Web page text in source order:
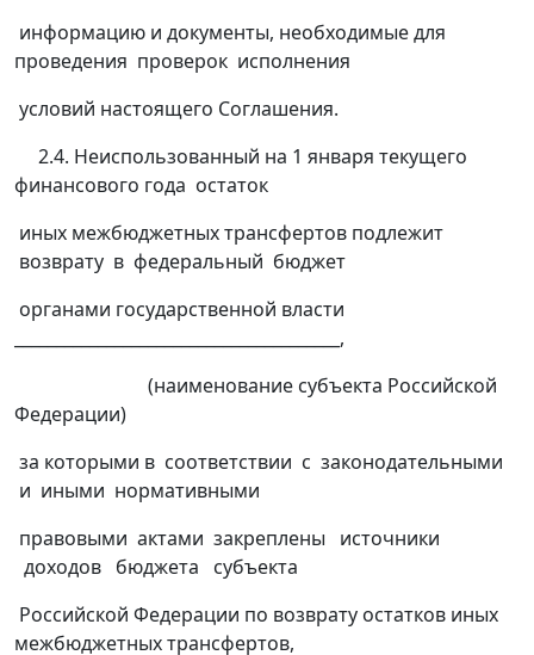
информацию и документы, необходимые для
проведения проверок исполнения
условий настоящего Соглашения.
2.4. Неиспользованный на 1 января текущего
финансового года остаток
иных межбюджетных трансфертов подлежит
возврату в федеральный бюджет
органами государственной власти
_______________________________________,
(наименование субъекта Российской
Федерации)
за которыми в соответствии с законодательными
и иными нормативными
правовыми актами закреплены источники
доходов бюджета субъекта
Российской Федерации по возврату остатков иных
межбюджетных трансфертов,